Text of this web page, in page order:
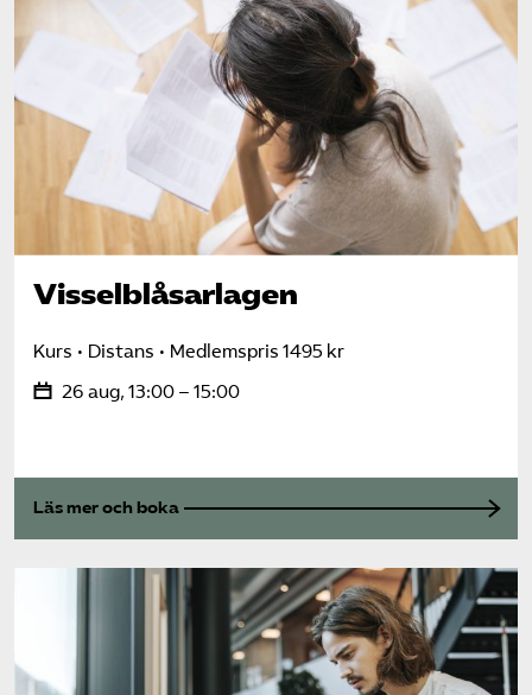
Visselblåsarlagen
Kurs Distans
Medlemspris 1495 kr
26 aug, 13:00 – 15:00
Läs mer och boka